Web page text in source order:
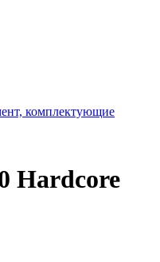
комплектующие
Hardcore